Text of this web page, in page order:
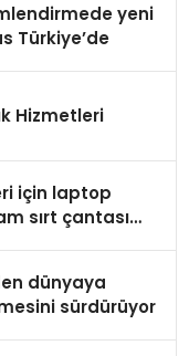
yeni
Türkiye’de
Hizmetleri
için laptop
sırt çantası
dünyaya
sürdürüyor